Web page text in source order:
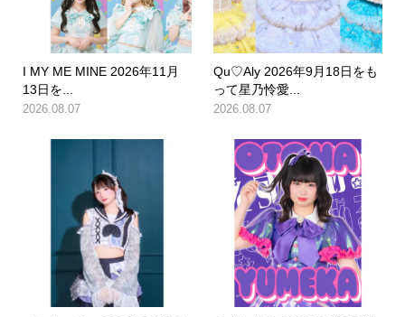
I MY ME MINE 2026年11月
13日を...
2026.08.07
Qu♡Aly 2026年9月18日をも
って星乃怜愛...
2026.08.07